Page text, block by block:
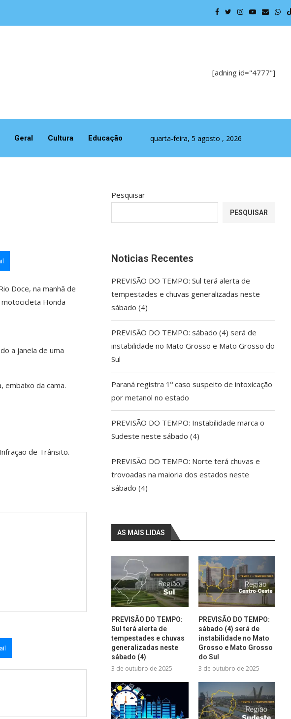
Política
[adning id="4777"]
Geral Cultura Educação quarta-feira, 5 agosto , 2026
Doce, na manhã de
Honda
a janela de uma
embaixo da cama.
de Trânsito.
Pesquisar
PESQUISAR
Noticias Recentes
PREVISÃO DO TEMPO: Sul terá alerta de
tempestades e chuvas generalizadas neste
sábado (4)
PREVISÃO DO TEMPO: sábado (4) será de
instabilidade no Mato Grosso e Mato Grosso do
Sul
Paraná registra 1º caso suspeito de intoxicação
por metanol no estado
PREVISÃO DO TEMPO: Instabilidade marca o
Sudeste neste sábado (4)
PREVISÃO DO TEMPO: Norte terá chuvas e
trovoadas na maioria dos estados neste
sábado (4)
AS MAIS LIDAS
PREVISÃO DO TEMPO:
Sul terá alerta de
tempestades e chuvas
generalizadas neste
sábado (4)
3 de outubro de 2025
PREVISÃO DO TEMPO:
sábado (4) será de
instabilidade no Mato
Grosso e Mato Grosso
do Sul
3 de outubro de 2025